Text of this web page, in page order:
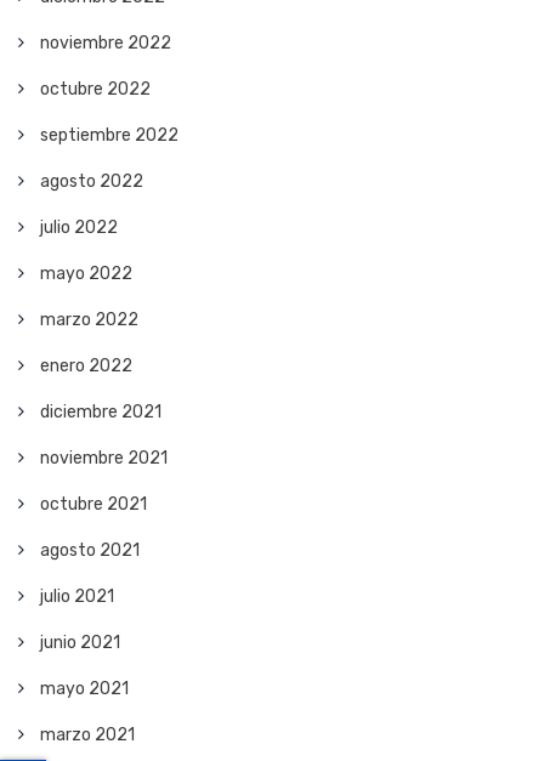
noviembre 2022
octubre 2022
septiembre 2022
agosto 2022
julio 2022
mayo 2022
marzo 2022
enero 2022
diciembre 2021
noviembre 2021
octubre 2021
agosto 2021
julio 2021
junio 2021
mayo 2021
marzo 2021